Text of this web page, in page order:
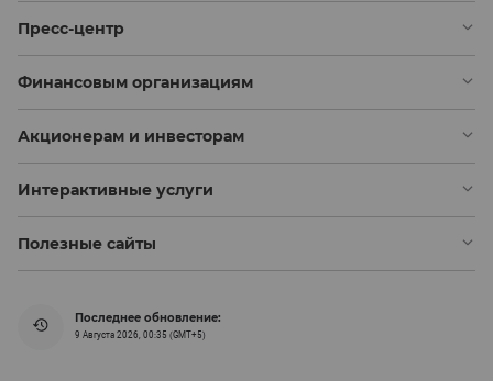
Пресс-центр
Финансовым организациям
Акционерам и инвесторам
Интерактивные услуги
Полезные сайты
Последнее обновление:
9 Августа 2026, 00:35 (GMT+5)